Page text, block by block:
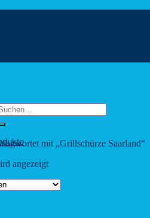
mit „Grillschürze Saarland“
angezeigt